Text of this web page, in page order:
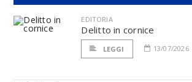
EDITORIA
Delitto in cornice
LEGGI 13/07/2026